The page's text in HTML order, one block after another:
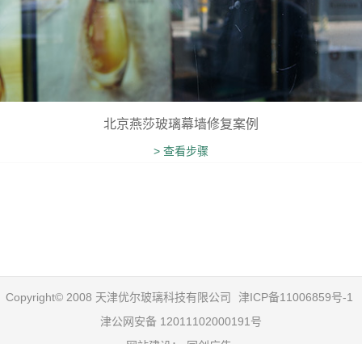
北京燕莎玻璃幕墙修复案例
> 查看步骤
Copyright© 2008 天津优尔玻璃科技有限公司
津ICP备11006859号-1
津公网安备 12011102000191号